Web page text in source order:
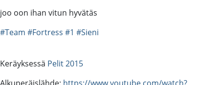
joo oon ihan vitun hyvätäs
#Team #Fortress #1 #Sieni
Keräyksessä Pelit 2015